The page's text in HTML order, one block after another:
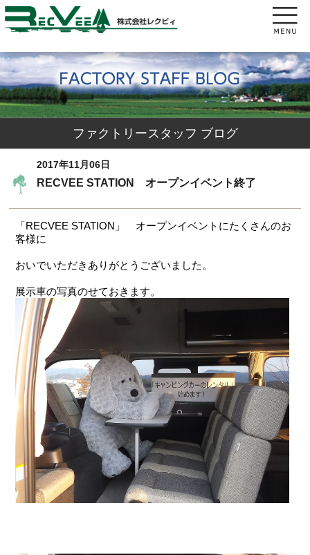
ファクトリースタッフ ブログ
2017年11月06日
RECVEE STATION オープンイベント終了
「RECVEE STATION」 オープンイベントにたくさんのお
客様に
おいでいただきありがとうございました。
展示車の写真のせておきます。